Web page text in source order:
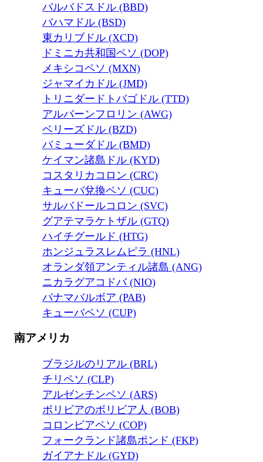
バルバドスドル (BBD)
バハマドル (BSD)
東カリブドル (XCD)
ドミニカ共和国ペソ (DOP)
メキシコペソ (MXN)
ジャマイカドル (JMD)
トリニダードトバゴドル (TTD)
アルバーンフロリン (AWG)
ベリーズドル (BZD)
バミューダドル (BMD)
ケイマン諸島ドル (KYD)
コスタリカコロン (CRC)
キューバ兌換ペソ (CUC)
サルバドールコロン (SVC)
グアテマラケトザル (GTQ)
ハイチグールド (HTG)
ホンジュラスレムピラ (HNL)
オランダ領アンティル諸島 (ANG)
ニカラグアコドバ (NIO)
パナマバルボア (PAB)
キューバペソ (CUP)
南アメリカ
ブラジルのリアル (BRL)
チリペソ (CLP)
アルゼンチンペソ (ARS)
ボリビアのボリビア人 (BOB)
コロンビアペソ (COP)
フォークランド諸島ポンド (FKP)
ガイアナドル (GYD)